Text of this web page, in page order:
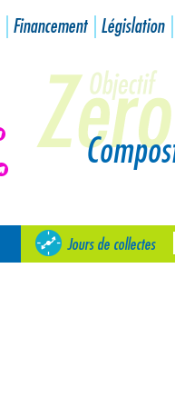
Financement Législation
Jours de collectes